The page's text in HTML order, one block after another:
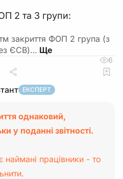
2 та 3 групи:
закриття ФОП 2 група (з
ЄСВ)…
6
ЕКСПЕРТ
однаковий,
у поданні звітності.
працівники - то